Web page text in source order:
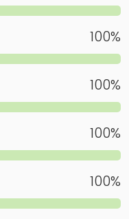
100%
100%
100%
100%